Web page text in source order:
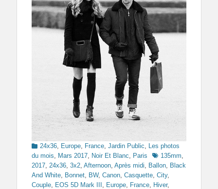
Categories
24x36 Europe France Jardin Public
Les photos
du mois
Mars 2017 Noir Et Blanc Paris Tags135mm
2017 24x36 3x2 Afternoon Après midi Ballon
Black
And White
Bonnet BW, Canon Casquette City,
Couple
EOS 5D Mark III Europe France Hiver,